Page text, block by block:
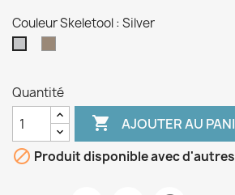
Couleur Skeletool : Silver
Quantité
 AJOUTER AU
 Produit disponible avec